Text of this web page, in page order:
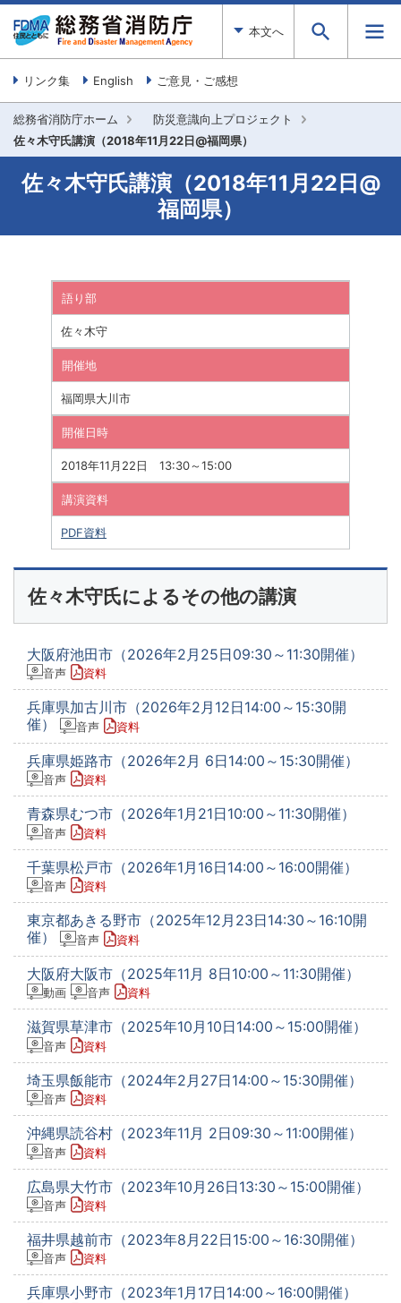
本文へ
リンク集 English ご意見・ご感想
総務省消防庁ホーム
防災意識向上プロジェクト
佐々木守氏講演（2018年11月22日@福岡県）
佐々木守氏講演（2018年11月22日@
福岡県）
語り部
佐々木守
開催地
福岡県大川市
開催日時
2018年11月22日 13:30～15:00
講演資料
PDF資料
佐々木守氏によるその他の講演
大阪府池田市（2026年2月25日09:30～11:30開催）
音声 資料
兵庫県加古川市（2026年2月12日14:00～15:30開
催）
音声 資料
兵庫県姫路市（2026年2月 6日14:00～15:30開催）
音声 資料
青森県むつ市（2026年1月21日10:00～11:30開催）
音声 資料
千葉県松戸市（2026年1月16日14:00～16:00開催）
音声 資料
東京都あきる野市（2025年12月23日14:30～16:10開
催）
音声 資料
大阪府大阪市（2025年11月 8日10:00～11:30開催）
動画 音声 資料
滋賀県草津市（2025年10月10日14:00～15:00開催）
音声 資料
埼玉県飯能市（2024年2月27日14:00～15:30開催）
音声 資料
沖縄県読谷村（2023年11月 2日09:30～11:00開催）
音声 資料
広島県大竹市（2023年10月26日13:30～15:00開催）
音声 資料
福井県越前市（2023年8月22日15:00～16:30開催）
音声 資料
兵庫県小野市（2023年1月17日14:00～16:00開催）